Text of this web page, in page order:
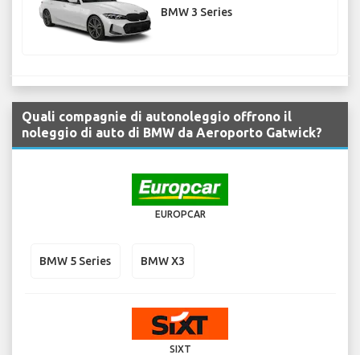
BMW 3 Series
Quali compagnie di autonoleggio offrono il
noleggio di auto di BMW da Aeroporto Gatwick?
EUROPCAR
BMW 5 Series BMW X3
SIXT